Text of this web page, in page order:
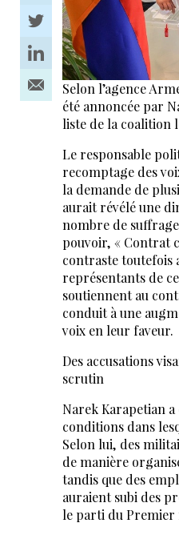
Selon l’agence
été annoncée par
liste de la coalition
Le responsable
recomptage des
la demande de
aurait révélé une
nombre de
pouvoir, « Contrat
contraste toutefois
représentants de
soutiennent au
conduit à une
voix en leur faveur.
Des accusations
scrutin
Narek Karapetian a
conditions dans
Selon lui, des
de manière
tandis que des
auraient subi des
le parti du Premier